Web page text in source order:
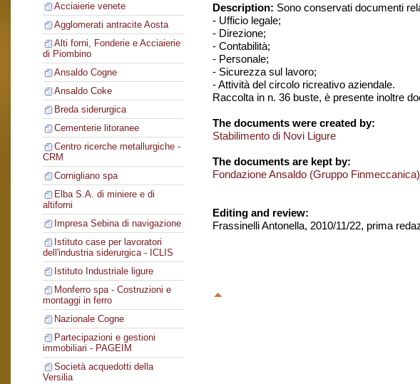
Acciaierie venete
Agglomerati antracite Aosta
Alti forni, Fonderie e Acciaierie
di Piombino
Ansaldo Cogne
Ansaldo Coke
Breda siderurgica
Cementerie litoranee
Centro ricerche metallurgiche -
CRM
Cornigliano spa
Elba S.A. di miniere e di
altiforni
Impresa Sebina di navigazione
Istituto case per lavoratori
dell'industria siderurgica - ICLIS
Istituto Industriale ligure
Monferro spa - Costruzioni e
montaggi in ferro
Nazionale Cogne
Partecipazioni e gestioni
immobiliari - PAGEIM
Società acquedotti della
Versilia
Description: Sono conservati documenti
- Ufficio legale;
- Direzione;
- Contabilità;
- Personale;
- Sicurezza sul lavoro;
- Attività del circolo ricreativo aziendale.
Raccolta in n. 36 buste, è presente inoltre
The documents were created by:
Stabilimento di Novi Ligure
The documents are kept by:
Fondazione Ansaldo (Gruppo Finmeccanica)
Editing and review:
Frassinelli Antonella, 2010/11/22, prima